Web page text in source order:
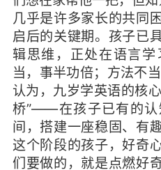
几乎是许多家长的共同
启后的关键期。孩子已
辑思维，正处在语言
当，事半功倍；方法不
认为，九岁学英语的核
桥”——在孩子已有的认
间，搭建一座稳固、有
这个阶段的孩子，好奇
们要做的，就是点燃好